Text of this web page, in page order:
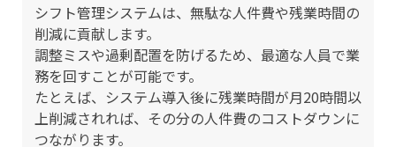
シフト管理システムは、無駄な人件費や残業時間の
削減に貢献します。
調整ミスや過剰配置を防げるため、最適な人員で業
務を回すことが可能です。
たとえば、システム導入後に残業時間が月20時間以
上削減されれば、その分の人件費のコストダウンに
つながります。